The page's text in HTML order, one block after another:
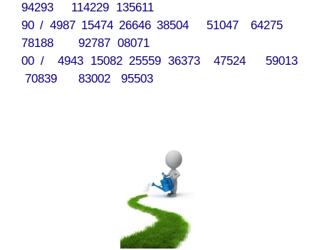
94293 114229 135611
90 / 4987 15474 26646 38504 51047 64275
78188 92787 08071
00 / 4943 15082 25559 36373 47524 59013
70839 83002 95503